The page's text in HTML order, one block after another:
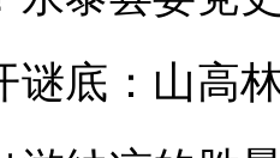
谜底：山高